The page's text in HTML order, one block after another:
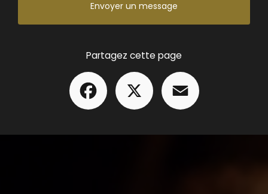
Envoyer un message
Partagez cette page
Facebook